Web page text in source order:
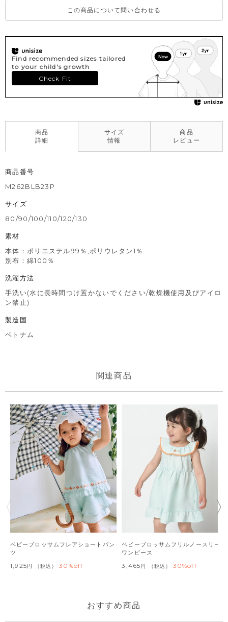
この商品について問い合わせる
Find recommended sizes tailored
to your child's growth
Check Fit
商品
詳細
サイズ
情報
商品
レビュー
商品番号
M262BLB23P
サイズ
80/90/100/110/120/130
素材
本体：ポリエステル99％,ポリウレタン1％
別布：綿100％
洗濯方法
手洗い(水に長時間つけ置かないでください/乾燥機使用及びアイロ
ン禁止)
製造国
ベトナム
ベビーブロッサムフレアショートパン
ツ
1,925 税込 30%off
ベビーブロッサムフリルノースリーブ
ワンピース
3,465 税込 30%off
おすすめ商品